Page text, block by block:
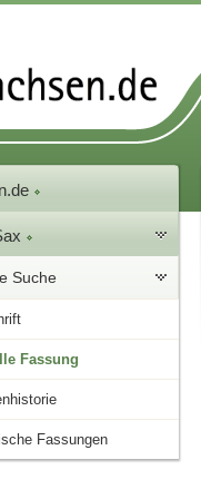
Suche
Fassung
Fassungen